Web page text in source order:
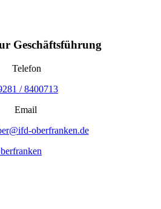
Geschäftsführung
Telefon
/ 8400713
Email
oberfranken.de